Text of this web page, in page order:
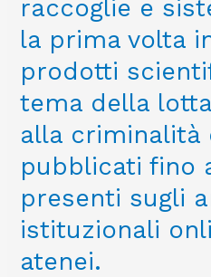
raccoglie e
la prima volta
prodotti
tema della
alla criminalità
pubblicati fino
presenti sugli
istituzionali
atenei.
la
lotta
alle
mafie
e
alla
criminalità
organizzata. La
banca
dati
raccoglie
e
sistematizza,